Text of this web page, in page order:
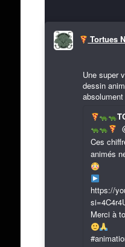
Tortues
Une super
dessin
Ces
animés
https://
Merci à